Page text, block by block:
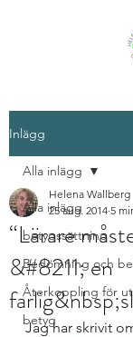
Inlägg
Alla inlägg
betygssättning
Bedömning och
Återkoppling för
betyg
Alla inlägg
“Lärare
&#8211; en
Helena Wallberg
25 aug. 2014 5
Jag har skrivit